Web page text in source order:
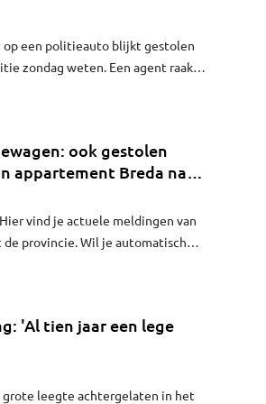
op een politieauto blijkt gestolen
zondag weten. Een agent raakte
ook gestolen
appartement Breda na
vind je actuele meldingen van
provincie. Wil je automatisch
'Al tien jaar een lege
grote leegte achtergelaten in het